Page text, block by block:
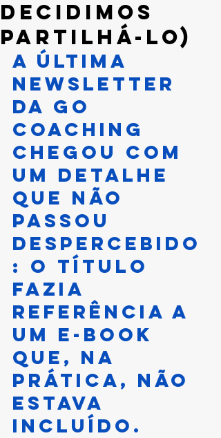
decidimos
partilhá-lo)
A última
newsletter
da GO
Coaching
chegou com
um detalhe
que não
passou
despercebido
: o título
fazia
referência a
um e-book
que, na
prática, não
estava
incluído.